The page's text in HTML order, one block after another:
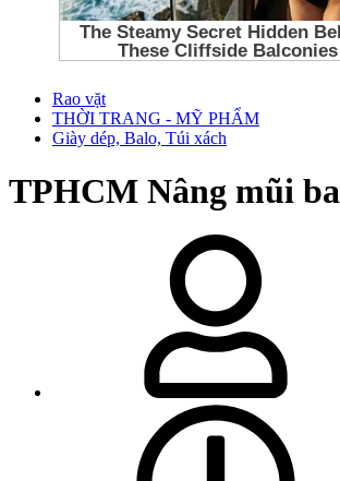
Rao vặt
THỜI TRANG - MỸ PHẨM
Giày dép, Balo, Túi xách
TPHCM Nâng mũi